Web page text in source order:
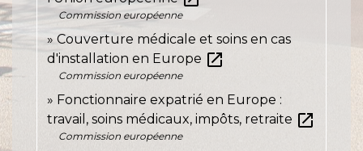
Commission européenne
Couverture médicale et soins en cas
d'installation en Europe open_in_new
Commission européenne
Fonctionnaire expatrié en Europe :
travail, soins médicaux, impôts, retraite open_in_new
Commission européenne